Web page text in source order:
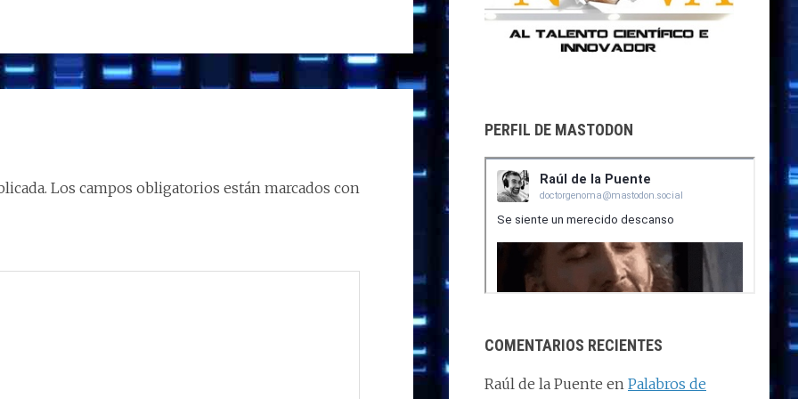
Los campos obligatorios están marcados con
PERFIL DE MASTODON
COMENTARIOS RECIENTES
Raúl de la Puente en Palabros de